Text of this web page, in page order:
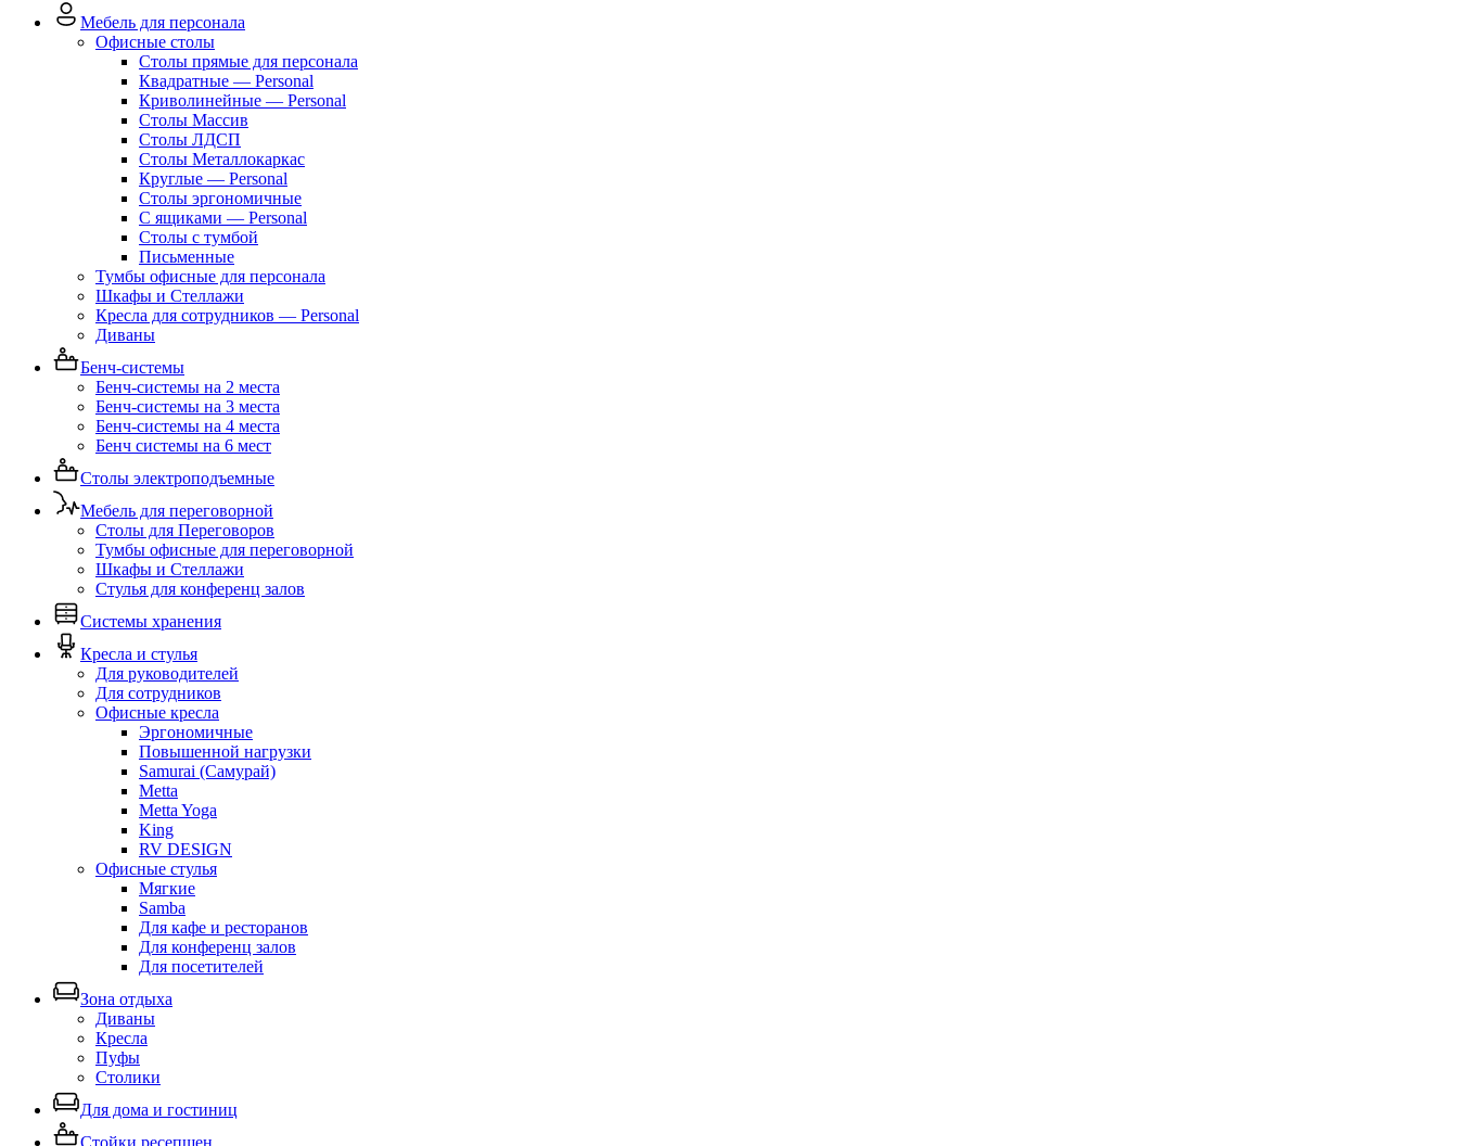
Мебель для персонала
Офисные столы
Столы прямые для персонала
Квадратные — Personal
Криволинейные — Personal
Столы Массив
Столы ЛДСП
Столы Металлокаркас
Круглые — Personal
Столы эргономичные
С ящиками — Personal
Столы с тумбой
Письменные
Тумбы офисные для персонала
Шкафы и Стеллажи
Кресла для сотрудников — Personal
Диваны
Бенч-системы
Бенч-системы на 2 места
Бенч-системы на 3 места
Бенч-системы на 4 места
Бенч системы на 6 мест
Столы электроподъемные
Мебель для переговорной
Столы для Переговоров
Тумбы офисные для переговорной
Шкафы и Стеллажи
Стулья для конференц залов
Системы хранения
Кресла и стулья
Для руководителей
Для сотрудников
Офисные кресла
Эргономичные
Повышенной нагрузки
Samurai (Самурай)
Metta
Metta Yoga
King
RV DESIGN
Офисные стулья
Мягкие
Samba
Для кафе и ресторанов
Для конференц залов
Для посетителей
Зона отдыха
Диваны
Кресла
Пуфы
Столики
Для дома и гостиниц
Стойки ресепшен